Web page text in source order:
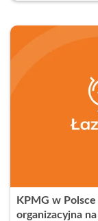
KPMG w
organizacyjna